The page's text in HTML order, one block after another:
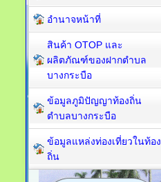
อำนาจหน้าที่
สินค้า OTOP และ
ผลิตภัณฑ์ของฝากตำบล
บางกระบือ
ข้อมูลภูมิปัญญาท้องถิ่น
ตำบลบางกระบือ
ข้อมูลแหล่งท่องเที่ยวในท้อง
ถิ่น